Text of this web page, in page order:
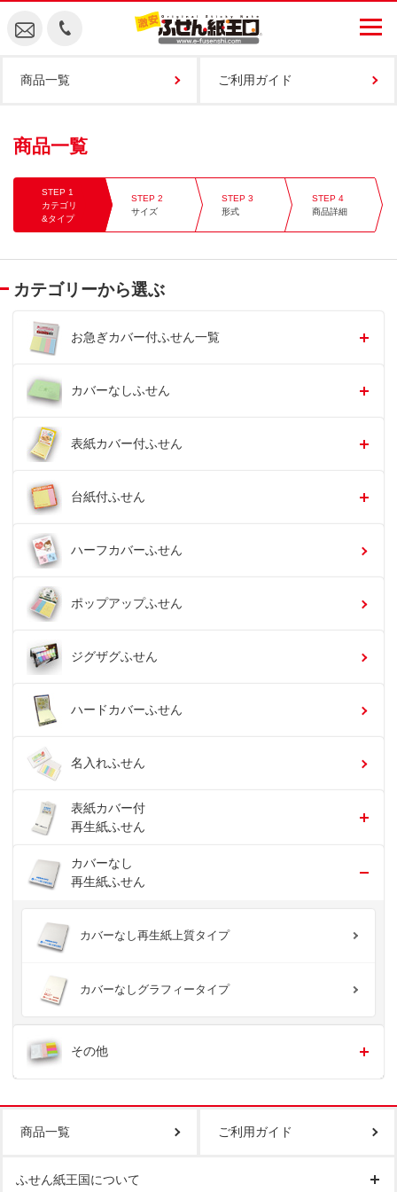
商品一覧 ご利用ガイド
商品一覧
カテゴリ
&タイプ
サイズ 形式 商品詳細
カテゴリーから選ぶ
お急ぎカバー付ふせん一覧
カバーなしふせん
表紙カバー付ふせん
台紙付ふせん
ハーフカバーふせん
ポップアップふせん
ジグザグふせん
ハードカバーふせん
名入れふせん
表紙カバー付
再生紙ふせん
カバーなし
再生紙ふせん
カバーなし再生紙上質タイプ
カバーなしグラフィータイプ
その他
商品一覧 ご利用ガイド
ふせん紙王国について